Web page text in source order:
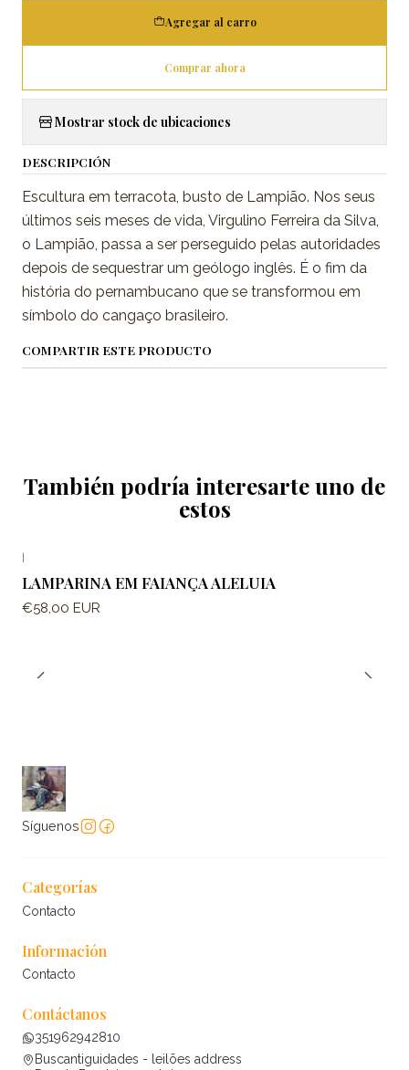
Agregar al carro
Comprar ahora
Mostrar stock de ubicaciones
DESCRIPCIÓN
Escultura em terracota, busto de Lampião. Nos seus
últimos seis meses de vida, Virgulino Ferreira da Silva,
o Lampião, passa a ser perseguido pelas autoridades
depois de sequestrar um geólogo inglês. É o fim da
história do pernambucano que se transformou em
símbolo do cangaço brasileiro.
COMPARTIR ESTE PRODUCTO
También podría interesarte uno de
estos
LAMPARINA EM FAIANÇA ALELUIA
€58,00 EUR
Síguenos
Categorías
Contacto
Información
Contacto
Contáctanos
351962942810
Buscantiguidades - leilões address